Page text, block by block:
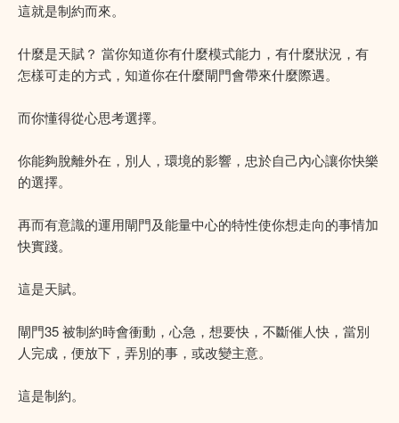
這就是制約而來。
什麼是天賦？ 當你知道你有什麼模式能力，有什麼狀況，有
怎樣可走的方式，知道你在什麼閘門會帶來什麼際遇。
而你懂得從心思考選擇。
你能夠脫離外在，別人，環境的影響，忠於自己內心讓你快樂
的選擇。
再而有意識的運用閘門及能量中心的特性使你想走向的事情加
快實踐。
這是天賦。
閘門35 被制約時會衝動，心急，想要快，不斷催人快，當別
人完成，便放下，弄別的事，或改變主意。
這是制約。